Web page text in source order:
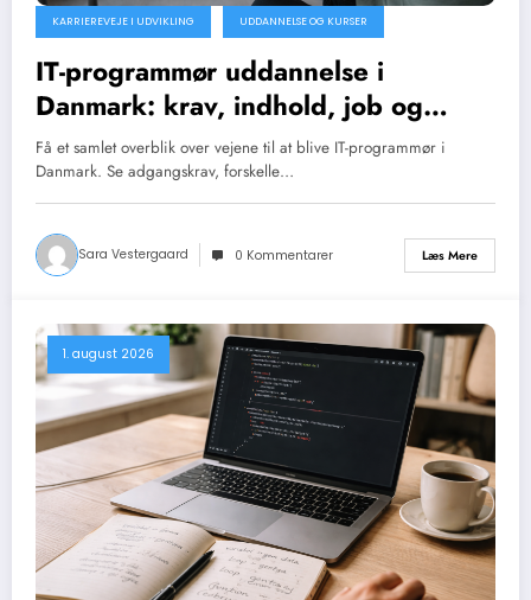
KARRIEREVEJE I UDVIKLING UDDANNELSE OG KURSER
IT-programmør uddannelse i
Danmark: krav, indhold, job og
alternativer
Få et samlet overblik over vejene til at blive IT-programmør i
Danmark. Se adgangskrav, forskelle…
Sara Vestergaard 0 Kommentarer Læs Mere
1. august 2026